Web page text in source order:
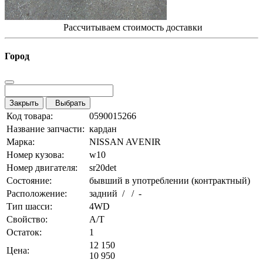
Рассчитываем стоимость доставки
Город
Закрыть Выбрать
Код товара:
0590015266
Название запчасти: кардан
Марка:
NISSAN AVENIR
Номер кузова:
w10
Номер двигателя:
sr20det
Состояние:
бывший в употреблении (контрактный)
Расположение:
задний / / -
Тип шасси:
4WD
Свойство:
A/T
Остаток:
1
Цена:
12 150
10 950